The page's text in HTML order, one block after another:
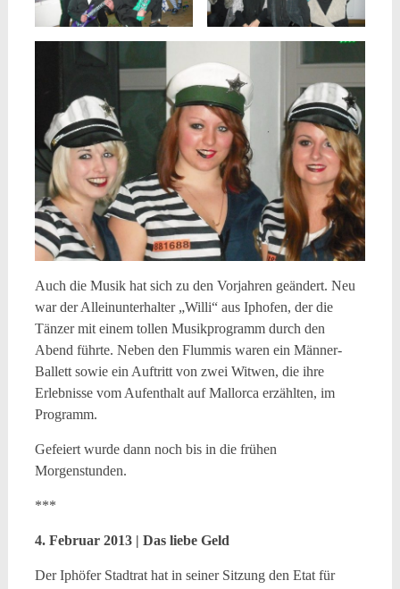
Auch die Musik hat sich zu den Vorjahren geändert. Neu
war der Alleinunterhalter „Willi“ aus Iphofen, der die
Tänzer mit einem tollen Musikprogramm durch den
Abend führte. Neben den Flummis waren ein Männer-
Ballett sowie ein Auftritt von zwei Witwen, die ihre
Erlebnisse vom Aufenthalt auf Mallorca erzählten, im
Programm.
Gefeiert wurde dann noch bis in die frühen
Morgenstunden.
***
4. Februar 2013 | Das liebe Geld
Der Iphöfer Stadtrat hat in seiner Sitzung den Etat für